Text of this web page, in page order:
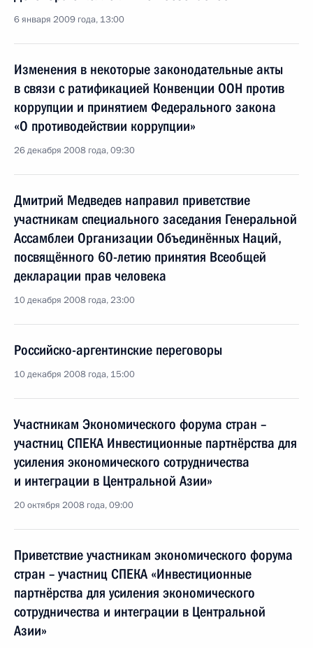
6 января 2009 года, 13:00
Изменения в некоторые законодательные акты
в связи с ратификацией Конвенции ООН против
коррупции и принятием Федерального закона
«О противодействии коррупции»
26 декабря 2008 года, 09:30
Дмитрий Медведев направил приветствие
участникам специального заседания Генеральной
Ассамблеи Организации Объединённых Наций,
посвящённого 60-летию принятия Всеобщей
декларации прав человека
10 декабря 2008 года, 23:00
Российско-аргентинские переговоры
10 декабря 2008 года, 15:00
Участникам Экономического форума стран –
участниц СПЕКА Инвестиционные партнёрства для
усиления экономического сотрудничества
и интеграции в Центральной Азии»
20 октября 2008 года, 09:00
Приветствие участникам экономического форума
стран – участниц СПЕКА «Инвестиционные
партнёрства для усиления экономического
сотрудничества и интеграции в Центральной
Азии»